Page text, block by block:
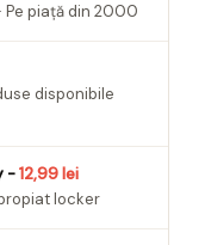
Pe piață din 2000
disponibile
-12,99 lei
locker